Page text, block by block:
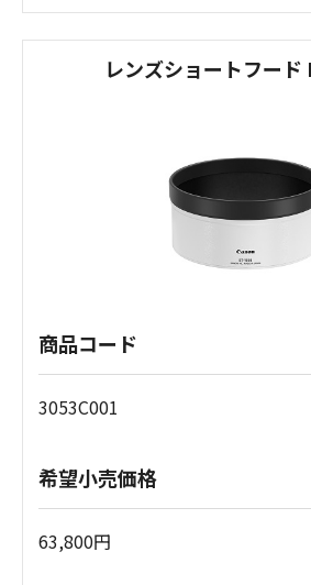
レンズショートフー
商品コード
3053C001
希望小売価格
63,800円